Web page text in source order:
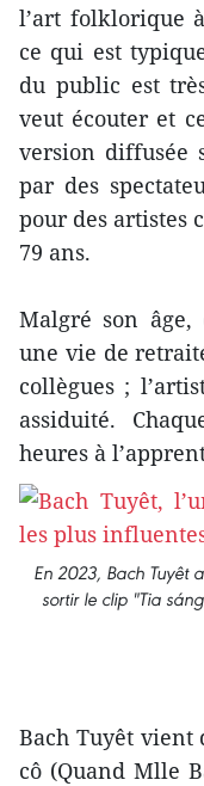
l’art folklorique
ce qui est
du public est
veut écouter et
version diffusée
par des
pour des artistes
79 ans.
Malgré son
une vie de
collègues ;
assiduité.
heures à
En 2023, Bach Tuyêt
sortir le clip "Tia
Bach Tuyêt vient
cô (Quand Mlle